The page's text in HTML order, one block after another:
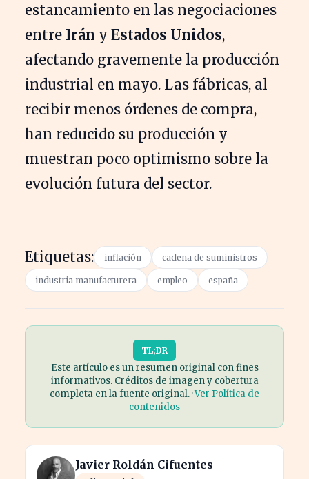
estancamiento en las negociaciones
entre Irán y Estados Unidos,
afectando gravemente la producción
industrial en mayo. Las fábricas, al
recibir menos órdenes de compra,
han reducido su producción y
muestran poco optimismo sobre la
evolución futura del sector.
Etiquetas: inflación cadena de suministros
industria manufacturera empleo españa
TL;DR
Este artículo es un resumen original con fines
informativos. Créditos de imagen y cobertura
completa en la fuente original. ·Ver Política de
contenidos
Javier Roldán Cifuentes